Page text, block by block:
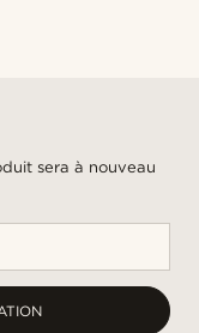
sera à nouveau